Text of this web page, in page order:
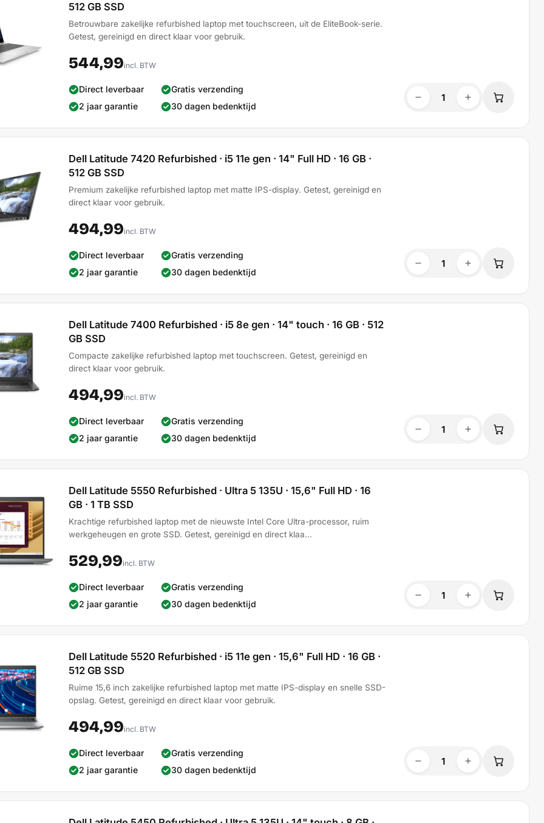
512 GB SSD
Betrouwbare zakelijke refurbished laptop met touchscreen, uit de EliteBook-serie.
Getest, gereinigd en direct klaar voor gebruik.
544,99incl. BTW
Direct leverbaar
2 jaar garantie
Gratis verzending
30 dagen bedenktijd
Dell Latitude 7420 Refurbished · i5 11e gen · 14" Full HD · 16 GB ·
512 GB SSD
Premium zakelijke refurbished laptop met matte IPS-display. Getest, gereinigd en
direct klaar voor gebruik.
494,99incl. BTW
Direct leverbaar
2 jaar garantie
Gratis verzending
30 dagen bedenktijd
Dell Latitude 7400 Refurbished · i5 8e gen · 14" touch · 16 GB · 512
GB SSD
Compacte zakelijke refurbished laptop met touchscreen. Getest, gereinigd en
direct klaar voor gebruik.
494,99incl. BTW
Direct leverbaar
2 jaar garantie
Gratis verzending
30 dagen bedenktijd
Dell Latitude 5550 Refurbished · Ultra 5 135U · 15,6" Full HD · 16
GB · 1 TB SSD
Krachtige refurbished laptop met de nieuwste Intel Core Ultra-processor, ruim
werkgeheugen en grote SSD. Getest, gereinigd en direct klaa...
529,99incl. BTW
Direct leverbaar
2 jaar garantie
Gratis verzending
30 dagen bedenktijd
Dell Latitude 5520 Refurbished · i5 11e gen · 15,6" Full HD · 16 GB ·
512 GB SSD
Ruime 15,6 inch zakelijke refurbished laptop met matte IPS-display en snelle SSD-
opslag. Getest, gereinigd en direct klaar voor gebruik.
494,99incl. BTW
Direct leverbaar
2 jaar garantie
Gratis verzending
30 dagen bedenktijd